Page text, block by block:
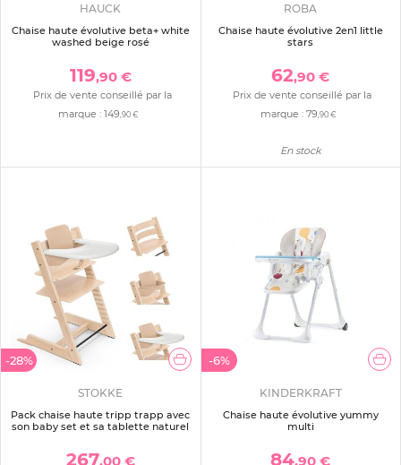
HAUCK
Chaise haute évolutive beta+ white
washed beige rosé
119,90 €
Prix de vente conseillé par la
marque :149,90 €
ROBA
Chaise haute évolutive 2en1 little
stars
62,90 €
Prix de vente conseillé par la
marque :79,90 €
En stock
-28%
STOKKE
Pack chaise haute tripp trapp avec
son baby set et sa tablette naturel
267,00 €
-6%
KINDERKRAFT
Chaise haute évolutive yummy
multi
84,90 €